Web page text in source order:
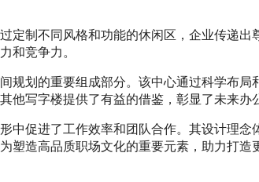
制不同风格和功能的休闲区，企业传递出
和竞争力。
划的重要组成部分。该中心通过科学布局
写字楼提供了有益的借鉴，彰显了未来办
促进了工作效率和团队合作。其设计理念
造高品质职场文化的重要元素，助力打造